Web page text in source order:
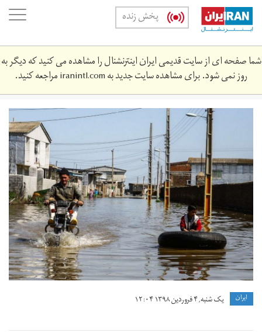
Skip
main
content
پخش زنده
شما صفحه ای از سایت قدیمی ایران اینترنشنال را مشاهده می کنید که دیگر به
روز نمی شود. برای مشاهده سایت جدید بهiranintl.comمراجعه کنید.
syl2.jpg
ايران یک شنبه, ۴ فروردین ۱۳۹۸ ۱۲:۰۴